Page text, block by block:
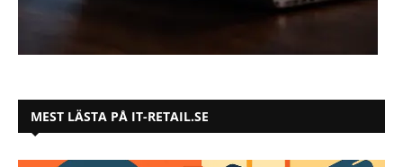
MEST LÄSTA PÅ IT-RETAIL.SE